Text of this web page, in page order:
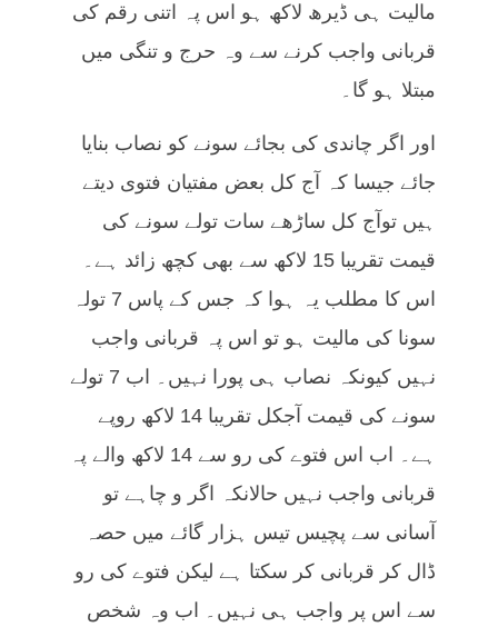
مالیت ہی ڈیرھ لاکھ ہو اس پہ اتنی رقم کی
قربانی واجب کرنے سے وہ حرج و تنگی میں
مبتلا ہو گا۔
اور اگر چاندی کی بجائے سونے کو نصاب بنایا
جائے جیسا کہ آج کل بعض مفتیان فتوی دیتے
ہیں توآج کل ساڑھے سات تولے سونے کی
قیمت تقریبا 15 لاکھ سے بھی کچھ زائد ہے۔
اس کا مطلب یہ ہوا کہ جس کے پاس 7 تولہ
سونا کی مالیت ہو تو اس پہ قربانی واجب
نہیں کیونکہ نصاب ہی پورا نہیں۔ اب 7 تولے
سونے کی قیمت آجکل تقریبا 14 لاکھ روپے
ہے۔ اب اس فتوے کی رو سے 14 لاکھ والے پہ
قربانی واجب نہیں حالانکہ اگر و چاہے تو
آسانی سے پچیس تیس ہزار گائے میں حصہ
ڈال کر قربانی کر سکتا ہے لیکن فتوے کی رو
سے اس پر واجب ہی نہیں۔ اب وہ شخص